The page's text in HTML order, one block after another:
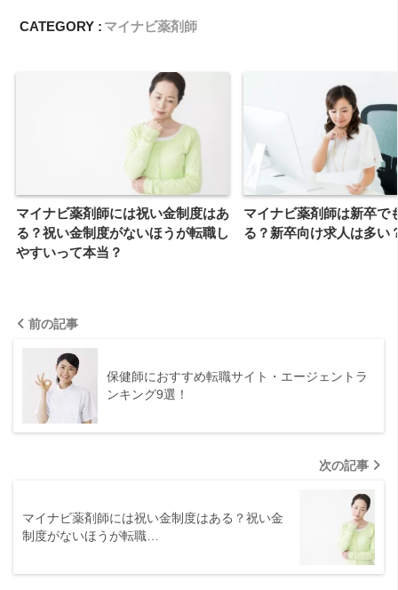
CATEGORY : マイナビ薬剤師
マイナビ薬剤師には祝い金制度はあ
る？祝い金制度がないほうが転職し
やすいって本当？
マイナビ薬剤師は新卒で
る？新卒向け求人は多い
前の記事
保健師におすすめ転職サイト・エージェントラ
ンキング9選！
次の記事
マイナビ薬剤師には祝い金制度はある？祝い金
制度がないほうが転職…